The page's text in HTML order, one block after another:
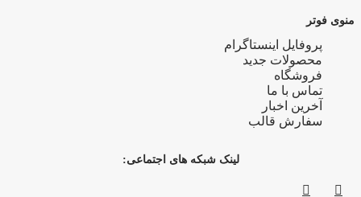
منوی فوتر
پروفایل اینستاگرام
محصولات جدید
فروشگاه
تماس با ما
آخرین اخبار
سفارش قالب
لینک شبکه های اجتماعی: